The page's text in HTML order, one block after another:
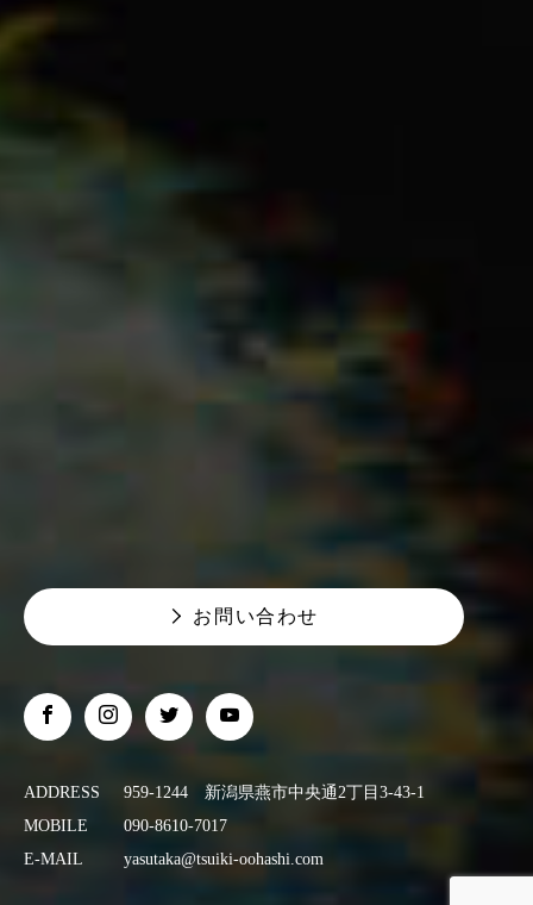
お問い合わせ
ADDRESS
959-1244 新潟県燕市中央通2丁目3-43-1
MOBILE
090-8610-7017
E-MAIL
yasutaka@tsuiki-oohashi.com